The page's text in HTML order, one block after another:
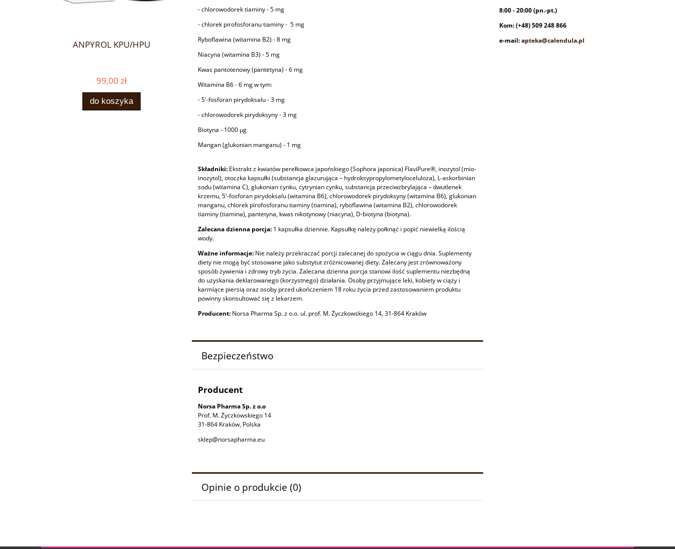
ANPYROL KPU/HPU
99,00 zł
do koszyka
- chlorowodorek tiaminy - 5 mg
- chlorek pirofosforanu tiaminy - 5 mg
Ryboflawina (witamina B2) - 8 mg
Niacyna (witamina B3) - 5 mg
Kwas pantotenowy (pantetyna) - 6 mg
Witamina B6 - 6 mg w tym:
- 5'-fosforan pirydoksalu - 3 mg
- chlorowodorek pirydoksyny - 3 mg
Biotyna - 1000 µg
Mangan (glukonian manganu) - 1 mg
Składniki: Ekstrakt z kwiatów perełkowca japońskiego (Sophora japonica) FlaviPure®, inozytol (mio-
inozytol), otoczka kapsułki (substancja glazurująca – hydroksypropylometyloceluloza), L-askorbinian
sodu (witamina C), glukonian cynku, cytrynian cynku, substancja przeciwzbrylająca – dwutlenek
krzemu, 5'-fosforan pirydoksalu (witamina B6), chlorowodorek pirydoksyny (witamina B6), glukonian
manganu, chlorek pirofosforanu tiaminy (tiamina), ryboflawina (witamina B2), chlorowodorek
tiaminy (tiamina), pantetyna, kwas nikotynowy (niacyna), D-biotyna (biotyna).
Zalecana dzienna porcja: 1 kapsułka dziennie. Kapsułkę należy połknąć i popić niewielką ilością
wody.
Ważne informacje: Nie należy przekraczać porcji zalecanej do spożycia w ciągu dnia. Suplementy
diety nie mogą być stosowane jako substytut zróżnicowanej diety. Zalecany jest zrównoważony
sposób żywienia i zdrowy tryb życia. Zalecana dzienna porcja stanowi ilość suplementu niezbędną
do uzyskania deklarowanego (korzystnego) działania. Osoby przyjmujące leki, kobiety w ciąży i
karmiące piersią oraz osoby przed ukończeniem 18 roku życia przed zastosowaniem produktu
powinny skonsultować się z lekarzem.
Producent: Norsa Pharma Sp. z o.o. ul. prof. M. Życzkowskiego 14, 31-864 Kraków
Bezpieczeństwo
Producent
Norsa Pharma Sp. z o.o
Prof. M. Życzkowskiego 14
31-864 Kraków, Polska
sklep@norsapharma.eu
Opinie o produkcie (0)
8:00 - 20:00 (pn.-pt.)
Kom: (+48) 509 248 866
e-mail:apteka@calendula.pl